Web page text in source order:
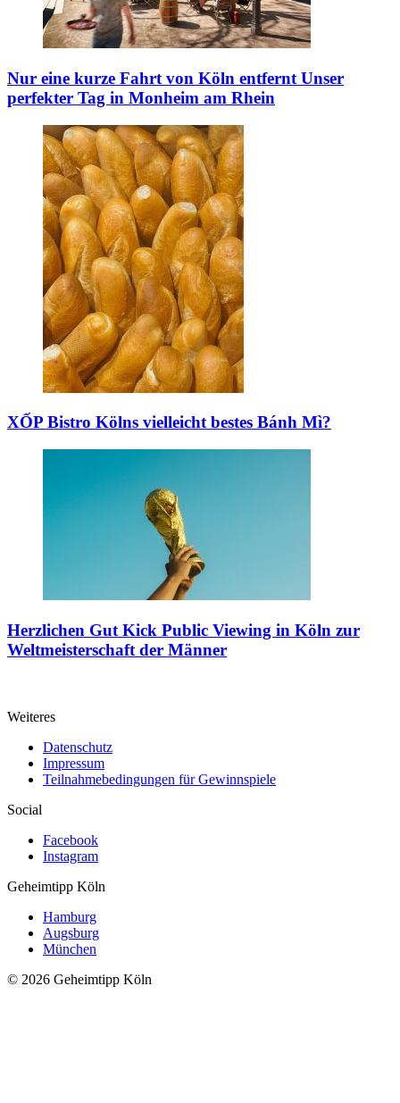
Nur eine kurze Fahrt von Köln entfernt Unser
perfekter Tag in Monheim am Rhein
XỐP Bistro Kölns vielleicht bestes Bánh Mì?
Herzlichen Gut Kick Public Viewing in Köln zur
Weltmeisterschaft der Männer
Weiteres
Datenschutz
Impressum
Teilnahmebedingungen für Gewinnspiele
Social
Facebook
Instagram
Geheimtipp Köln
Hamburg
Augsburg
München
© 2026 Geheimtipp Köln